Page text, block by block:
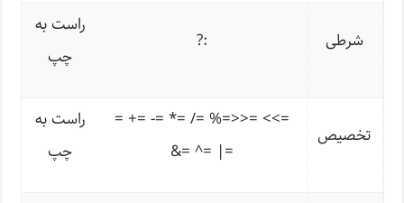
شرطی ?:
راست به
چپ
تخصیص
= += -= *= /= %=>>= <<=
&= ^= |=
راست به
چپ